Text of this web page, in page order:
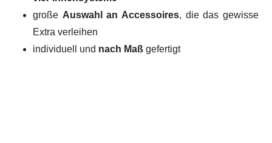
große Auswahl an Accessoires, die das gewisse
Extra verleihen
individuell und nach Maßgefertigt